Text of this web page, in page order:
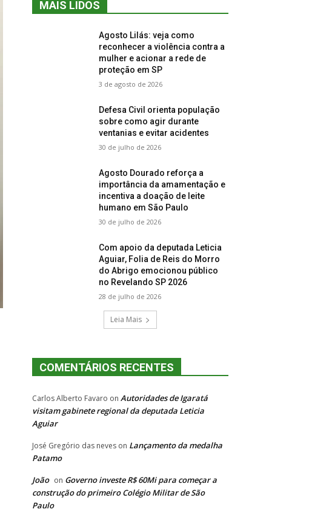
MAIS LIDOS
Agosto Lilás: veja como
reconhecer a violência contra a
mulher e acionar a rede de
proteção em SP
3 de agosto de 2026
Defesa Civil orienta população
sobre como agir durante
ventanias e evitar acidentes
30 de julho de 2026
Agosto Dourado reforça a
importância da amamentação e
incentiva a doação de leite
humano em São Paulo
30 de julho de 2026
Com apoio da deputada Leticia
Aguiar, Folia de Reis do Morro
do Abrigo emocionou público
no Revelando SP 2026
28 de julho de 2026
Leia Mais
COMENTÁRIOS RECENTES
Carlos Alberto Favaro on Autoridades de Igaratá
visitam gabinete regional da deputada Leticia
Aguiar
José Gregório das neves on Lançamento da medalha
Patamo
João on Governo investe R$ 60Mi para começar a
construção do primeiro Colégio Militar de São
Paulo